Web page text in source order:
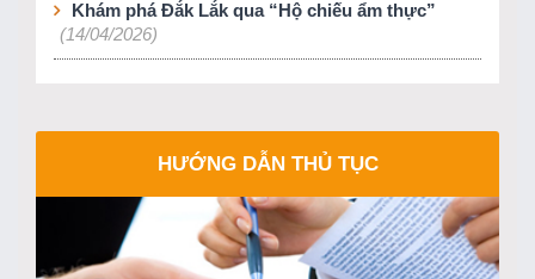
Khám phá Đắk Lắk qua “Hộ chiếu ẩm thực”
(14/04/2026)
HƯỚNG DẪN THỦ TỤC